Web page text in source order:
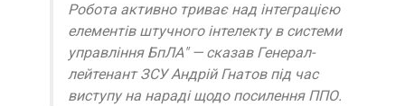
Робота активно триває над інтеграцією
елементів штучного інтелекту в системи
управління БпЛА" — сказав Генерал-
лейтенант ЗСУ Андрій Гнатов під час
виступу на нараді щодо посилення ППО.